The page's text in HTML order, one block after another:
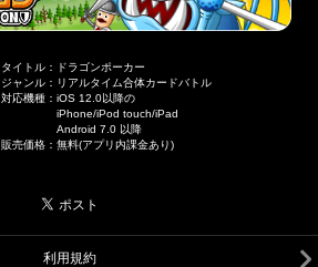
タイトル ：
ドラゴンポーカー
ジャンル ： リアルタイム合体カードバトル
対応機種 ：iOS 12.0以降の
iPhone/iPod touch/iPad
Android 7.0 以降
販売価格 ：無料(アプリ内課金あり)
利用規約